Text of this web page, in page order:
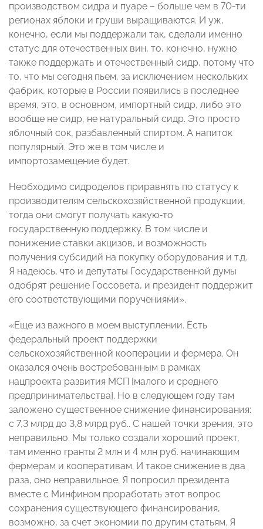
производством сидра и пуаре – больше чем в 70-ти
регионах яблоки и груши выращиваются. И уж,
конечно, если мы поддержали так, сделали именно
статус для отечественных вин, то, конечно, нужно
также поддержать и отечественный сидр, потому что
то, что мы сегодня пьем, за исключением нескольких
фабрик, которые в России появились в последнее
время, это, в основном, импортный сидр, либо это
вообще не сидр, не натуральный сидр. Это просто
яблочный сок, разбавленный спиртом. А напиток
популярный. Это же в том числе и
импортозамещение будет.
Необходимо сидроделов приравнять по статусу к
производителям сельскохозяйственной продукции,
тогда они смогут получать какую-то
государственную поддержку. В том числе и
понижение ставки акцизов, и возможность
получения субсидий на покупку оборудования и т.д.
Я надеюсь, что и депутаты Государственной думы
одобрят решение Госсовета, и президент поддержит
его соответствующими поручениями».
«Еще из важного в моем выступлении. Есть
федеральный проект поддержки
сельскохозяйственной кооперации и фермера. Он
оказался очень востребованным в рамках
нацпроекта развития МСП [малого и среднего
предпринимательства]. Но в следующем году там
заложено существенное снижение финансирования:
с 7,3 млрд до 3,8 млрд руб.. С нашей точки зрения, это
неправильно. Мы только создали хороший проект,
там именно гранты 2 млн и 4 млн руб. начинающим
фермерам и кооперативам. И такое снижение в два
раза, оно неправильное. Я попросил президента
вместе с Минфином проработать этот вопрос
сохранения существующего финансирования,
возможно, за счет экономии по другим статьям. Я